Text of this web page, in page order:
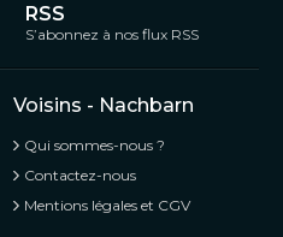
RSS
S’abonnez à nos flux RSS
Voisins - Nachbarn
Qui sommes-nous ?
Contactez-nous
Mentions légales et CGV